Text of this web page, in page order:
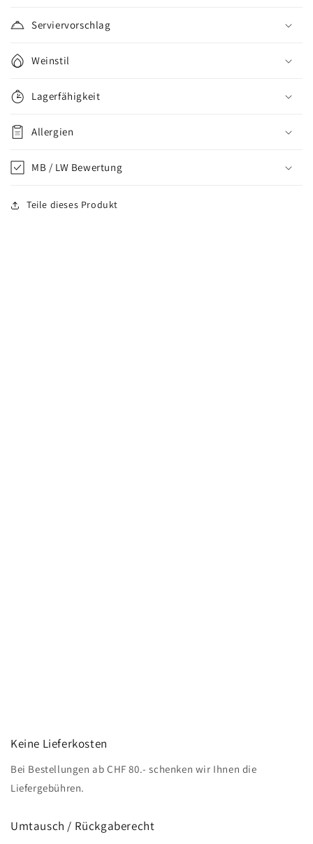
Serviervorschlag
Weinstil
Lagerfähigkeit
Allergien
MB / LW Bewertung
Teile dieses Produkt
Keine Lieferkosten
Bei Bestellungen ab CHF 80.- schenken wir Ihnen die
Liefergebühren.
Umtausch / Rückgaberecht